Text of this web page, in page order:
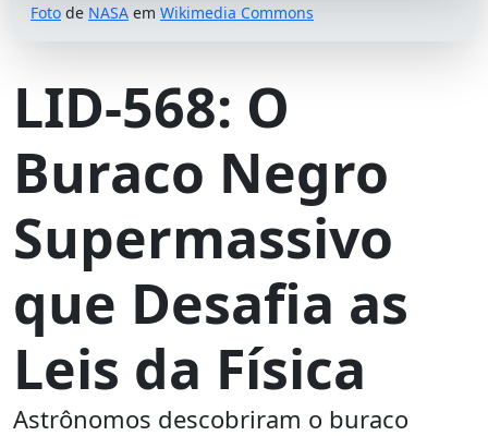
Foto de NASA em Wikimedia Commons
LID-568: O
Buraco Negro
Supermassivo
que Desafia as
Leis da Física
Astrônomos descobriram o buraco